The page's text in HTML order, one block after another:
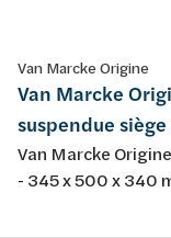
Van Marcke Origine
Van Marcke
suspendue
Van Marcke
- 345 x 500 x 340